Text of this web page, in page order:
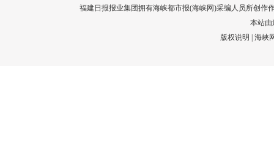
福建日报报业集团拥有海峡都市报(海峡网)采编人员所创作
本站由
版权说明
|海峡